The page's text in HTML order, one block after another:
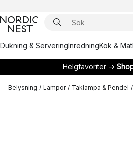
Dukning & ServeringInredningKök &
Helgfavoriter →
Belysning / Lampor / Taklampa & Pendel /